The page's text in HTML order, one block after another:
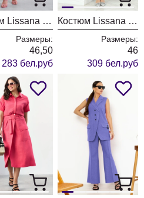
Костюм Lissana 5014
Размеры:
46,50
283 бел.руб
Костюм Lissana 4930
Размеры:
46
309 бел.руб